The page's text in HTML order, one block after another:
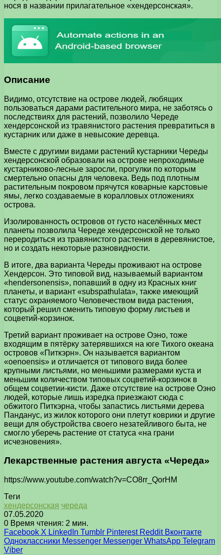
нося в названии прилагательное «хендерсонская».
Описание
Видимо, отсутствие на острове людей, любящих
пользоваться дарами растительного мира, не заботясь о
последствиях для растений, позволило Череде
хендерсонской из травянистого растения превратиться в
кустарник или даже в невысокие деревца.
Вместе с другими видами растений кустарники Череды
хендерсонской образовали на острове непроходимые
кустарниково-лесные заросли, прогулки по которым
смертельно опасны для человека. Ведь под плотным
растительным покровом прячутся коварные карстовые
ямы, легко создаваемые в коралловых отложениях
острова.
Изолированность островов от густо населённых мест
планеты позволила Череде хендерсонской не только
переродиться из травянистого растения в деревянистое,
но и создать некоторые разновидности.
В итоге, два варианта Череды проживают на острове
Хендерсон. Это типовой вид, называемый вариантом
«hendersonensis», попавший в одну из Красных книг
планеты, и вариант «subspathulata», также имеющий
статус охраняемого Человечеством вида растения,
который решил сменить типовую форму листьев и
соцветий-корзинок.
Третий вариант проживает на острове Оэно, тоже
входящим в пятёрку затерявшихся на юге Тихого океана
островов «Питкэрн». Он называется вариантом
«oenoensis» и отличается от типового вида более
крупными листьями, но меньшими размерами куста и
меньшим количеством типовых соцветий-корзинок в
общем соцветии-кисти. Даже отсутствие на острове Оэно
людей, которые лишь изредка приезжают сюда с
обжитого Питкэрна, чтобы запастись листьями дерева
Панданус, из жилок которого они плетут коврики и другие
вещи для обустройства своего незатейливого быта, не
смогло уберечь растение от статуса «на грани
исчезновения».
Лекарственные растения августа «Череда»
https://www.youtube.com/watch?v=CO8rr_QorHM
Теги
хендерсонская череда
07.05.2020
0 Время чтения: 2 мин.
Facebook X LinkedIn Tumblr Pinterest Reddit Вконтакте
Одноклассники Messenger Messenger WhatsApp Telegram
Viber